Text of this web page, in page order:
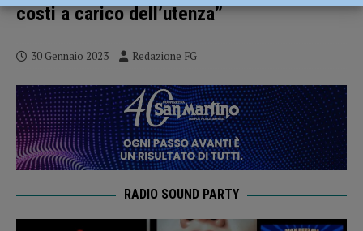
costi a carico dell’utenza”
30 Gennaio 2023 Redazione FG
RADIO SOUND PARTY